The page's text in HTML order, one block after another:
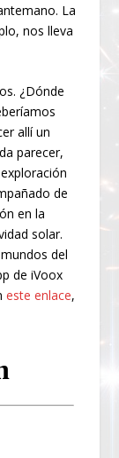
La
nos lleva
¿Dónde
allí un
parecer,
de
en la
solar.
del
de iVoox
este enlace,